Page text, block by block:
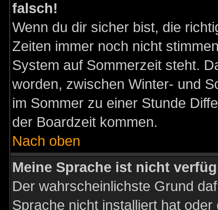
falsch!
Wenn du dir sicher bist, die
Zeiten immer noch nicht
System auf Sommerzeit steht.
worden, zwischen Winter- und
im Sommer zu einer Stunde
der Boardzeit kommen.
Nach oben
Meine Sprache ist nicht
Der wahrscheinlichste Grund
Sprache nicht installiert hat